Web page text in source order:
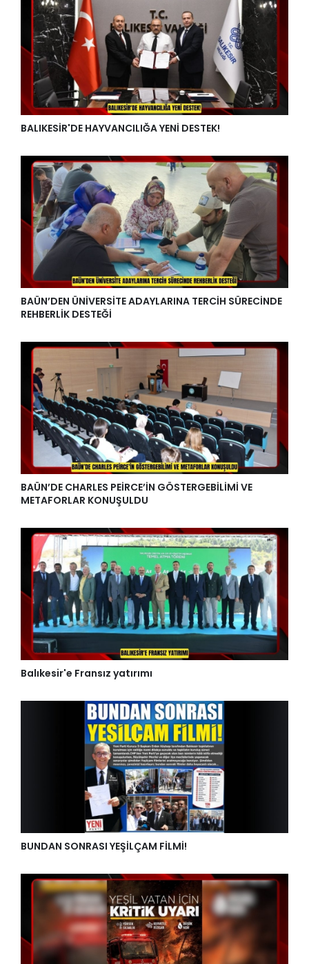
BALIKESİR'DE HAYVANCILIĞA YENİ DESTEK!
BAÜN’DEN ÜNİVERSİTE ADAYLARINA TERCİH SÜRECİNDE
REHBERLİK DESTEĞİ
BAÜN’DE CHARLES PEİRCE’İN GÖSTERGEBİLİMİ VE
METAFORLAR KONUŞULDU
Balıkesir'e Fransız yatırımı
BUNDAN SONRASI YEŞİLÇAM FİLMİ!